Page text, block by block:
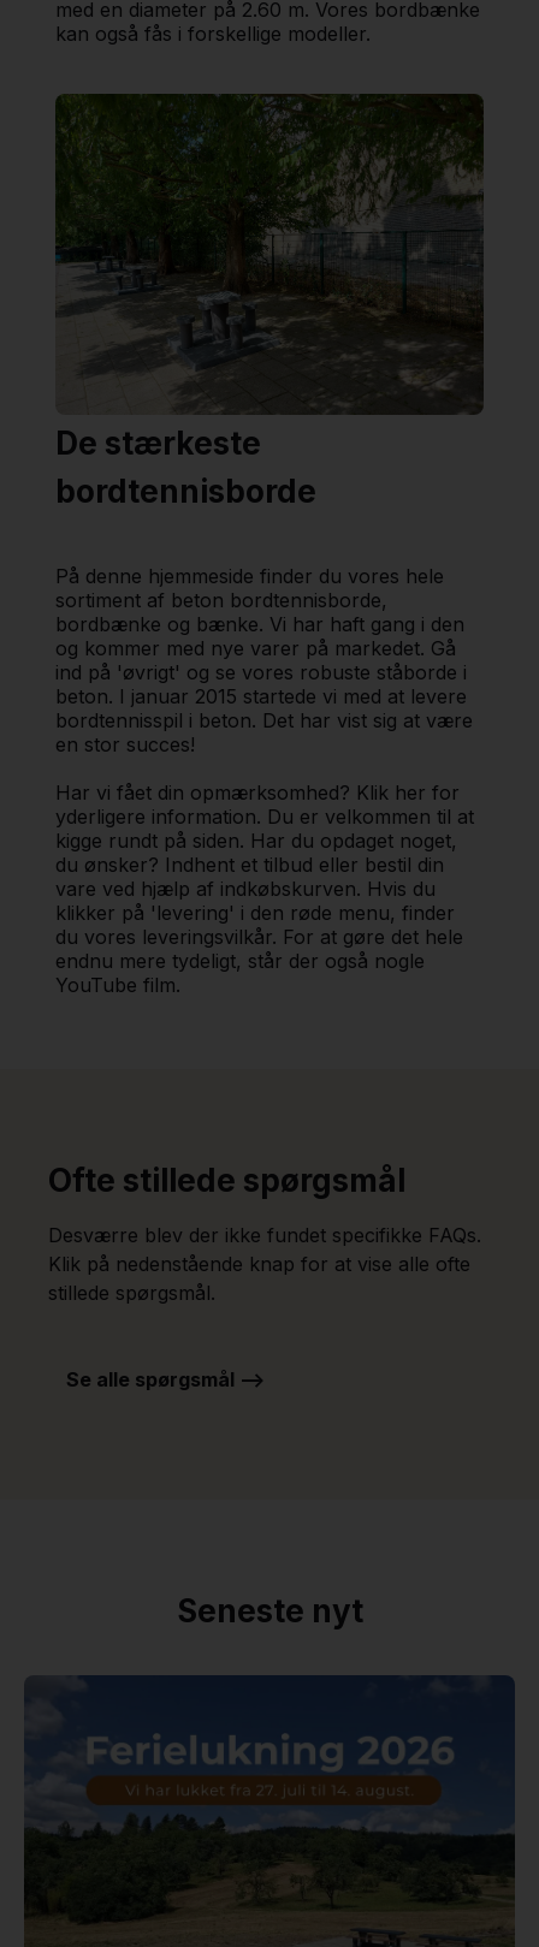
med en diameter på 2.60 m. Vores bordbænke
kan også fås i forskellige modeller.
De stærkeste
bordtennisborde
På denne hjemmeside finder du vores hele
sortiment af beton bordtennisborde,
bordbænke og bænke. Vi har haft gang i den
og kommer med nye varer på markedet. Gå
ind på 'øvrigt' og se vores robuste ståborde i
beton. I januar 2015 startede vi med at levere
bordtennisspil i beton. Det har vist sig at være
en stor succes!
Har vi fået din opmærksomhed? Klik her for
yderligere information. Du er velkommen til at
kigge rundt på siden. Har du opdaget noget,
du ønsker? Indhent et tilbud eller bestil din
vare ved hjælp af indkøbskurven. Hvis du
klikker på 'levering' i den røde menu, finder
du vores leveringsvilkår. For at gøre det hele
endnu mere tydeligt, står der også nogle
YouTube film.
Ofte stillede spørgsmål
Desværre blev der ikke fundet specifikke FAQs.
Klik på nedenstående knap for at vise alle ofte
stillede spørgsmål.
Se alle spørgsmål -->
Seneste nyt